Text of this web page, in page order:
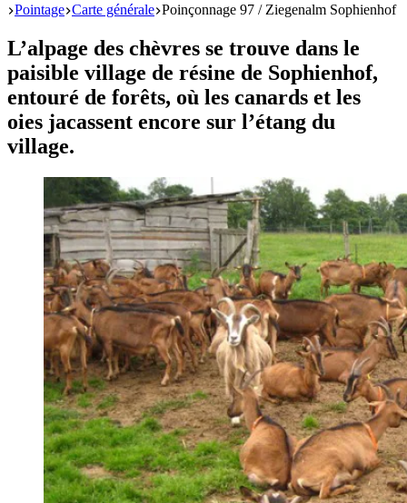
Start
Pointage Carte générale Poinçonnage 97 / Ziegenalm Sophienhof
L’alpage des chèvres se trouve dans le
paisible village de résine de Sophienhof,
entouré de forêts, où les canards et les
oies jacassent encore sur l’étang du
village.